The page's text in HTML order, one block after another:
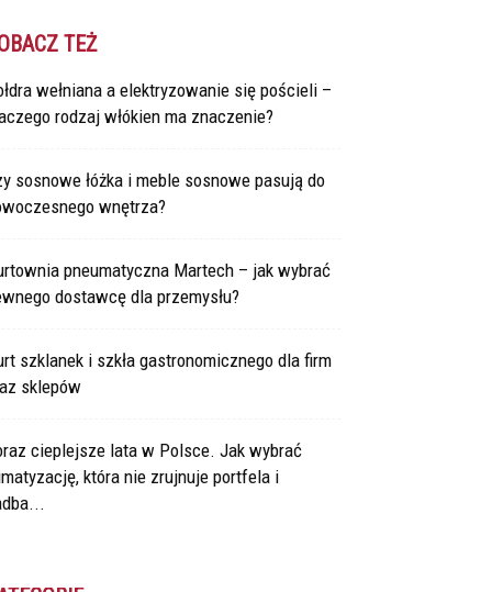
TEŻ
wełniana a elektryzowanie się pościeli –
rodzaj włókien ma znaczenie?
sosnowe łóżka i meble sosnowe pasują do
wnętrza?
pneumatyczna Martech – jak wybrać
dostawcę dla przemysłu?
szklanek i szkła gastronomicznego dla firm
sklepów
cieplejsze lata w Polsce. Jak wybrać
która nie zrujnuje portfela i